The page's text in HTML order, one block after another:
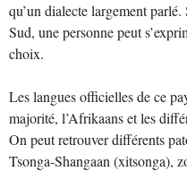
qu’un dialecte largement
Sud, une personne peut
choix.
Les langues officielles de ce
majorité, l’Afrikaans et les
On peut retrouver différents
Tsonga-Shangaan (xitsonga),